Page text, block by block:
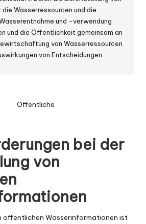
Wasserressourcen und die
und -verwendung
und die Öffentlichkeit gemeinsam an
von Wasserressourcen
von Entscheidungen
bei der
von
öffentlichen Wasserinformationen ist